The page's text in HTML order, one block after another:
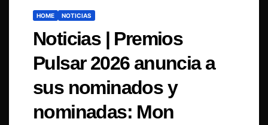
HOME NOTICIAS
Noticias | Premios
Pulsar 2026 anuncia a
sus nominados y
nominadas: Mon